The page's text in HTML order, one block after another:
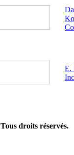
E.
Inc
Tous droits réservés.